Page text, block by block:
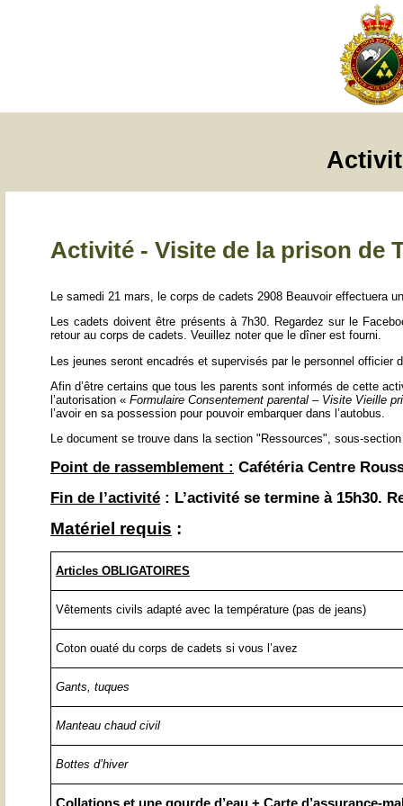
Activité - Visite de la prison de
Le samedi 21 mars, le corps de cadets 2908 Beauvoir effectuera
Les cadets doivent être présents à 7h30. Regardez sur le
retour au corps de cadets. Veuillez noter que le dîner est fourni.
Les jeunes seront encadrés et supervisés par le personnel officier
Afin d’être certains que tous les parents sont informés de cette
l’autorisation « Formulaire Consentement parental – Visite Vieille
l’avoir en sa possession pour pouvoir embarquer dans l’autobus.
Le document se trouve dans la section "Ressources", sous-
Point de rassemblement : Cafétéria Centre
Fin de l’activité : L’activité se termine à 15h30.
Matériel requis :
Articles OBLIGATOIRES
Vêtements civils adapté avec la température (pas de jeans)
Coton ouaté du corps de cadets si vous l’avez
Gants, tuques
Manteau chaud civil
Bottes d’hiver